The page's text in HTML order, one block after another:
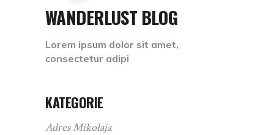
WANDERLUST BLOG
Lorem ipsum dolor sit amet,
consectetur adipi
KATEGORIE
Adres Mikołaja